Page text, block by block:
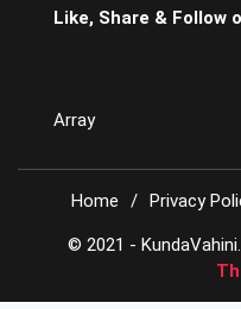
Like, Share & Follow
Array
Home Privacy
© 2021 -